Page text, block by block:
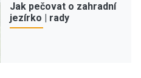
Jak pečovat o zahradní
jezírko | rady